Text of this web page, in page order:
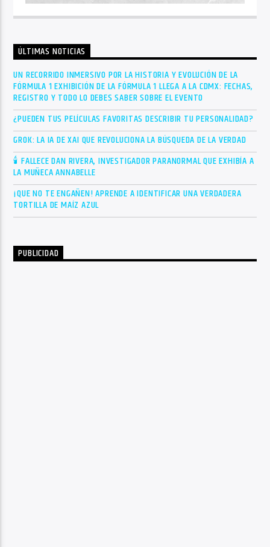
ÚLTIMAS NOTICIAS
UN RECORRIDO INMERSIVO POR LA HISTORIA Y EVOLUCIÓN DE LA
FÓRMULA 1 EXHIBICIÓN DE LA FÓRMULA 1 LLEGA A LA CDMX: FECHAS,
REGISTRO Y TODO LO DEBES SABER SOBRE EL EVENTO
¿PUEDEN TUS PELÍCULAS FAVORITAS DESCRIBIR TU PERSONALIDAD?
GROK: LA IA DE XAI QUE REVOLUCIONA LA BÚSQUEDA DE LA VERDAD
🕯 FALLECE DAN RIVERA, INVESTIGADOR PARANORMAL QUE EXHIBÍA A
LA MUÑECA ANNABELLE
¡QUE NO TE ENGAÑEN! APRENDE A IDENTIFICAR UNA VERDADERA
TORTILLA DE MAÍZ AZUL
PUBLICIDAD